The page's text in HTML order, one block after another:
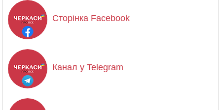
Сторінка Facebook
Канал у Telegram